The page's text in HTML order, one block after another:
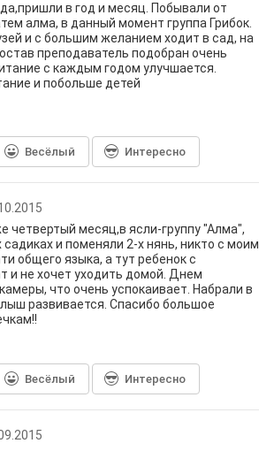
в год и месяц. Побывали от
алма, в данный момент группа Грибок.
и с большим желанием ходит в сад, на
преподаватель подобран очень
с каждым годом улучшается.
и побольше детей
Весёлый Интересно
четвертый месяц,в ясли-группу "Алма",
садиках и поменяли 2-х нянь, никто с моим
общего языка, а тут ребенок с
и не хочет уходить домой. Днем
что очень успокаивает. Набрали в
развивается. Спасибо большое
Весёлый Интересно